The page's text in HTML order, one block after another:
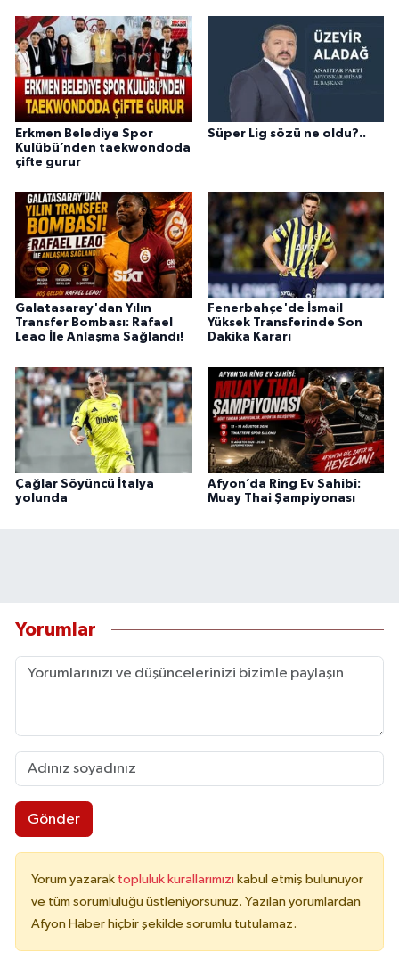
Erkmen Belediye Spor
Kulübü’nden taekwondoda
çifte gurur
Süper Lig sözü ne oldu?..
Galatasaray'dan Yılın
Transfer Bombası: Rafael
Leao İle Anlaşma Sağlandı!
Fenerbahçe'de İsmail
Yüksek Transferinde Son
Dakika Kararı
Çağlar Söyüncü İtalya
yolunda
Afyon’da Ring Ev Sahibi:
Muay Thai Şampiyonası
Yorumlar
Gönder
Yorum yazarak topluluk kurallarımızı kabul etmiş bulunuyor
ve tüm sorumluluğu üstleniyorsunuz. Yazılan yorumlardan
Afyon Haber hiçbir şekilde sorumlu tutulamaz.